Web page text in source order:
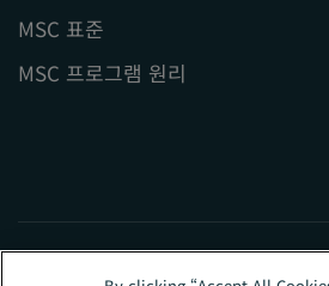
MSC 표준
MSC 프로그램 원리